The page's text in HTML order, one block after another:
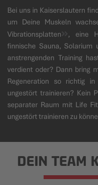
Bei uns in Kaiserslautern
um Deine Muskeln
Vibrationsplatten
, eine
finnische Sauna, Solarium
anstrengenden Training
verdient oder? Dann bring
Regeneration so richtig
ungestört trainieren? Kein
separater Raum mit Life
ungestört trainieren zu
DEIN TEAM